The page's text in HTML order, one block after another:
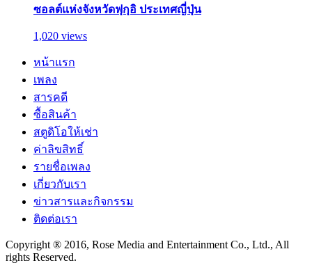
ซอลต์แห่งจังหวัดฟุกุอิ ประเทศญี่ปุ่น
1,020 views
หน้าแรก
เพลง
สารคดี
ซื้อสินค้า
สตูดิโอให้เช่า
ค่าลิขสิทธิ์
รายชื่อเพลง
เกี่ยวกับเรา
ข่าวสารและกิจกรรม
ติดต่อเรา
Copyright ® 2016, Rose Media and Entertainment Co., Ltd., All
rights Reserved.